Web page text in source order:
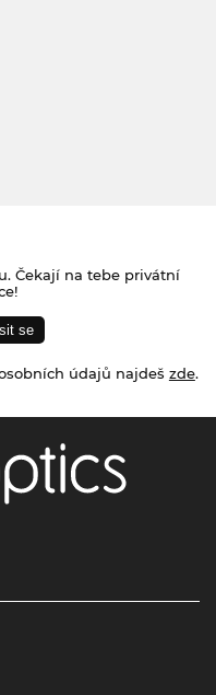
Čekají na tebe privátní
údajů najdeš zde.